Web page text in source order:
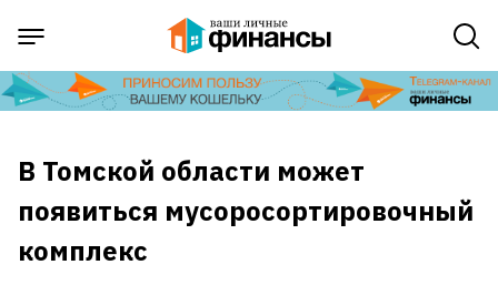
В Томской области может
появиться мусоросортировочный
комплекс